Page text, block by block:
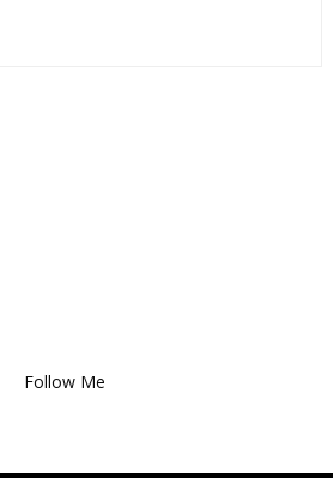
Follow Me